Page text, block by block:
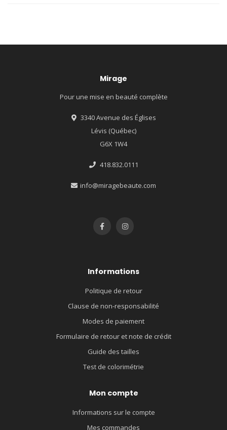
Mirage
Pour une mise en beauté complète
3340 Avenue des Églises
Lévis (Québec)
G6X 1W4
418.832.0111
info@miragebeaute.com
Informations
Politique de retour
Clause de non-responsabilité
Modes de paiement
Formulaire de retour et note de crédit
Guide des tailles
Test de colorimétrie
Mon compte
Informations sur le compte
Mes commandes